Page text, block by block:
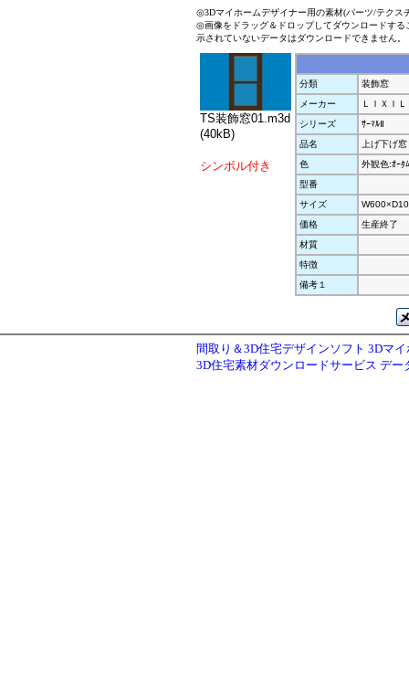
◎3Dマイホームデザイナー用の素材(パーツ/テクス
◎画像をドラッグ＆ドロップしてダウンロードす
示されていないデータはダウンロードできません。
TS装飾窓01.m3d
(40kB)
シンボル付き
分類
装飾窓
メーカー
ＬＩＸＩＬ
シリーズ
ｻｰﾏﾙⅡ
品名
上げ下げ窓
色
外観色:ｵｰﾀ
型番
サイズ
価格
生産終了
材質
特徴
備考１
間取り＆3D住宅デザインソフト 3Dマ
3D住宅素材ダウンロードサービス デー